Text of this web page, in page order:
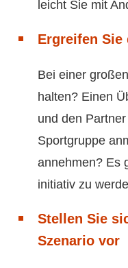
leicht Sie mit
Ergreifen
Bei einer
halten? Einen
und den
Sportgruppe
annehmen? Es
initiativ zu
Stellen Sie
Szenario vor